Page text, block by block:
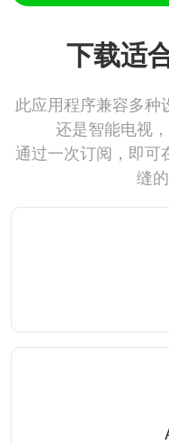
下载适
此应用程序兼容多种
还是智能电视
通过一次订阅，即可
缝